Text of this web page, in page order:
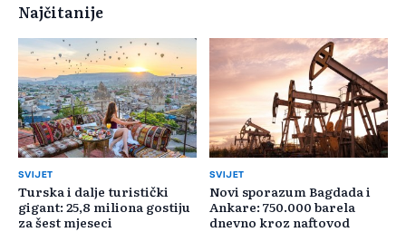
Najčitanije
SVIJET
Turska i dalje turistički
gigant: 25,8 miliona gostiju
za šest mjeseci
SVIJET
Novi sporazum Bagdada i
Ankare: 750.000 barela
dnevno kroz naftovod